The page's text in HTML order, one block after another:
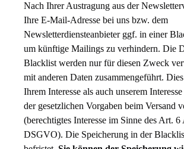
Nach Ihrer Austragung aus der
Ihre E-Mail-Adresse bei uns bzw. dem
Newsletterdiensteanbieter ggf. in einer
um künftige Mailings zu verhindern. Die
Blacklist werden nur für diesen Zweck
mit anderen Daten zusammengeführt.
Ihrem Interesse als auch unserem
der gesetzlichen Vorgaben beim Versand
(berechtigtes Interesse im Sinne des Art.
DSGVO). Die Speicherung in der